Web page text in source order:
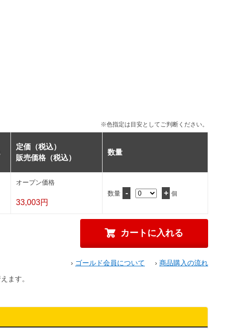
※色指定は目安としてご判断ください。
定価（税込）
販売価格（税込）
数量
オープン価格
33,003円
数量 - + 個
› ゴールド会員について › 商品購入の流れ
ます。